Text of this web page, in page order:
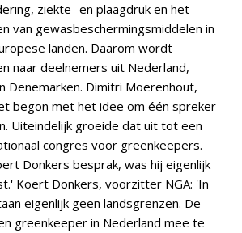
ziekte- en plaagdruk en het
van gewasbeschermingsmiddelen in
landen. Daarom wordt
naar deelnemers uit Nederland,
Denemarken. Dimitri Moerenhout,
begon met het idee om één spreker
Uiteindelijk groeide dat uit tot een
congres voor greenkeepers.
Donkers besprak, was hij eigenlijk
Koert Donkers, voorzitter NGA: 'In
eigenlijk geen landsgrenzen. De
greenkeeper in Nederland mee te